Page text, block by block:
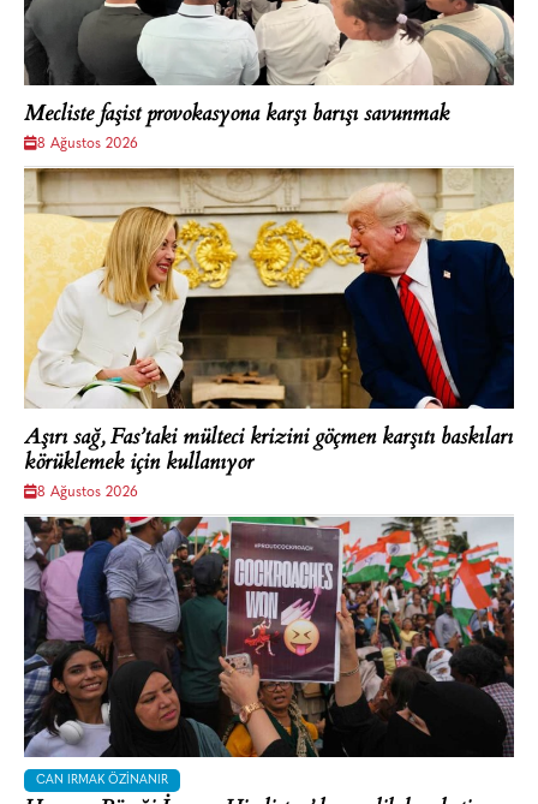
Mecliste faşist provokasyona karşı barışı savunmak
8 Ağustos 2026
Aşırı sağ, Fas’taki mülteci krizini göçmen karşıtı baskıları
körüklemek için kullanıyor
8 Ağustos 2026
CAN IRMAK ÖZINANIR